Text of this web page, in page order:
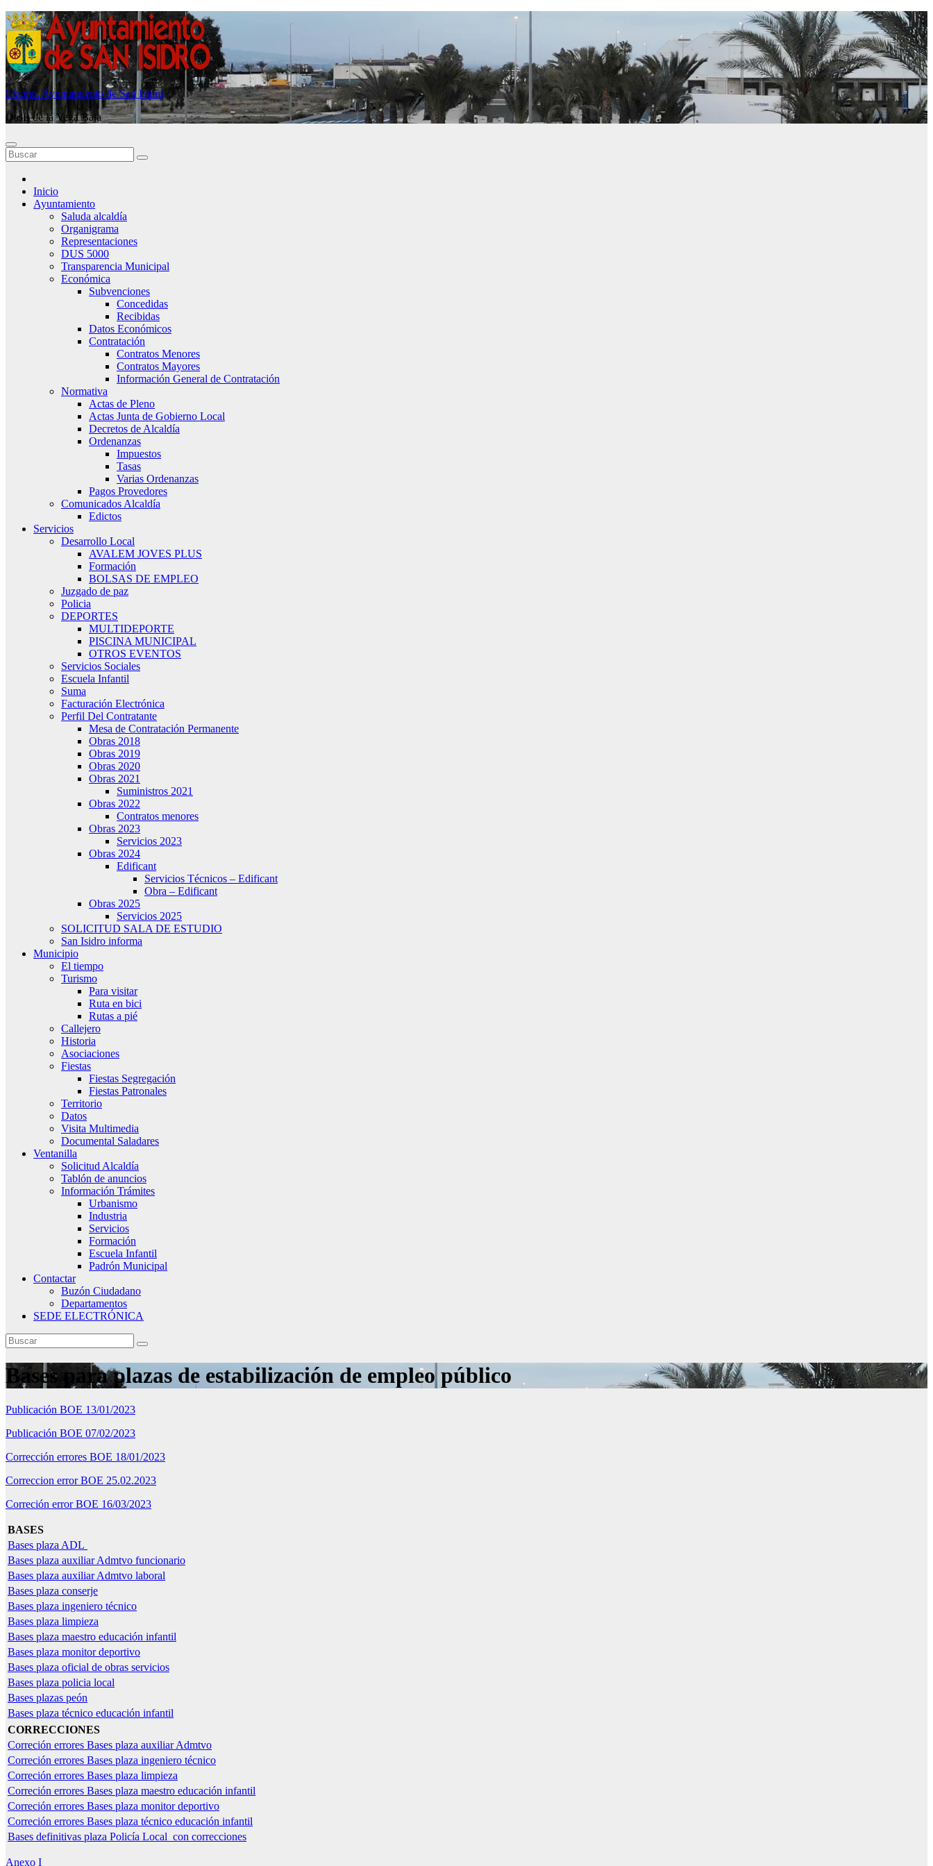
Saltar
al
contenido
Excmo. Ayuntamiento de San Isidro
Oasis de la Vega Baja
Inicio
Ayuntamiento
Saluda alcaldía
Organigrama
Representaciones
DUS 5000
Transparencia Municipal
Económica
Subvenciones
Concedidas
Recibidas
Datos Económicos
Contratación
Contratos Menores
Contratos Mayores
Información General de Contratación
Normativa
Actas de Pleno
Actas Junta de Gobierno Local
Decretos de Alcaldía
Ordenanzas
Impuestos
Tasas
Varias Ordenanzas
Pagos Provedores
Comunicados Alcaldía
Edictos
Servicios
Desarrollo Local
AVALEM JOVES PLUS
Formación
BOLSAS DE EMPLEO
Juzgado de paz
Policia
DEPORTES
MULTIDEPORTE
PISCINA MUNICIPAL
OTROS EVENTOS
Servicios Sociales
Escuela Infantil
Suma
Facturación Electrónica
Perfil Del Contratante
Mesa de Contratación Permanente
Obras 2018
Obras 2019
Obras 2020
Obras 2021
Suministros 2021
Obras 2022
Contratos menores
Obras 2023
Servicios 2023
Obras 2024
Edificant
Servicios Técnicos – Edificant
Obra – Edificant
Obras 2025
Servicios 2025
SOLICITUD SALA DE ESTUDIO
San Isidro informa
Municipio
El tiempo
Turismo
Para visitar
Ruta en bici
Rutas a pié
Callejero
Historia
Asociaciones
Fiestas
Fiestas Segregación
Fiestas Patronales
Territorio
Datos
Visita Multimedia
Documental Saladares
Ventanilla
Solicitud Alcaldía
Tablón de anuncios
Información Trámites
Urbanismo
Industria
Servicios
Formación
Escuela Infantil
Padrón Municipal
Contactar
Buzón Ciudadano
Departamentos
SEDE ELECTRÓNICA
Bases para plazas de estabilización de empleo público
Publicación BOE 13/01/2023
Publicación BOE 07/02/2023
Corrección errores BOE 18/01/2023
Correccion error BOE 25.02.2023
Correción error BOE 16/03/2023
BASES
Bases plaza ADL
Bases plaza auxiliar Admtvo funcionario
Bases plaza auxiliar Admtvo laboral
Bases plaza conserje
Bases plaza ingeniero técnico
Bases plaza limpieza
Bases plaza maestro educación infantil
Bases plaza monitor deportivo
Bases plaza oficial de obras servicios
Bases plaza policia local
Bases plazas peón
Bases plaza técnico educación infantil
CORRECCIONES
Correción errores Bases plaza auxiliar Admtvo
Correción errores Bases plaza ingeniero técnico
Correción errores Bases plaza limpieza
Correción errores Bases plaza maestro educación infantil
Correción errores Bases plaza monitor deportivo
Correción errores Bases plaza técnico educación infantil
Bases definitivas plaza Policía Local con correcciones
Anexo I